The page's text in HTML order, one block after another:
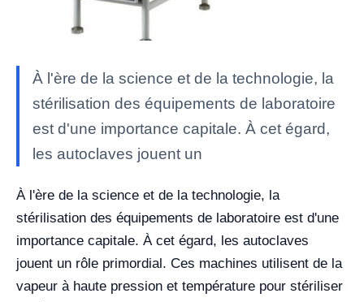
À l'ère de la science et de la technologie, la
stérilisation des équipements de laboratoire
est d'une importance capitale. À cet égard,
les autoclaves jouent un
À l'ère de la science et de la technologie, la
stérilisation des équipements de laboratoire est d'une
importance capitale. À cet égard, les autoclaves
jouent un rôle primordial. Ces machines utilisent de la
vapeur à haute pression et température pour stériliser